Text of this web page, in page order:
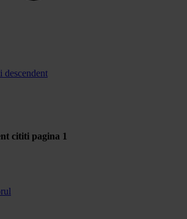
descendent
cititi pagina 1